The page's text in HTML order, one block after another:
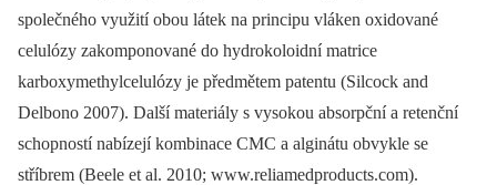
společného využití obou látek na principu vláken oxidované
celulózy zakomponované do hydrokoloidní matrice
karboxymethylcelulózy je předmětem patentu (Silcock and
Delbono 2007). Další materiály s vysokou absorpční a retenční
schopností nabízejí kombinace CMC a alginátu obvykle se
stříbrem (Beele et al. 2010; www.reliamedproducts.com).